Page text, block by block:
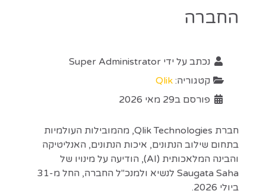
החברה
נכתב על ידי Super Administrator
קטגוריה: Qlik
פורסם ב29 מאי 2026
חברת Qlik Technologies, מהמובילות העולמיות
בתחום שילוב הנתונים, איכות הנתונים, האנליטיקה
והבינה המלאכותית (AI), הודיעה על מינויו של
Saugata Saha לנשיא ולמנכ"ל החברה, החל מ-31
ביולי 2026.